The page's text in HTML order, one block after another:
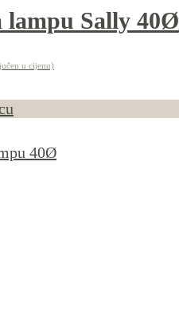
lampu Sally 40Ø
u cijenu)